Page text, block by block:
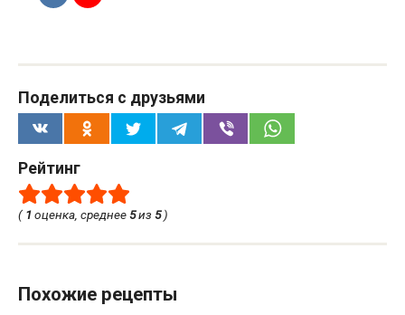
Поделиться с друзьями
Рейтинг
( 1оценка, среднее5из 5)
Похожие рецепты